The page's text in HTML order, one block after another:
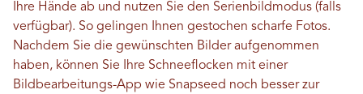
Ihre Hände ab und nutzen Sie den Serienbildmodus (falls
verfügbar). So gelingen Ihnen gestochen scharfe Fotos.
Nachdem Sie die gewünschten Bilder aufgenommen
haben, können Sie Ihre Schneeflocken mit einer
Bildbearbeitungs-App wie Snapseed noch besser zur